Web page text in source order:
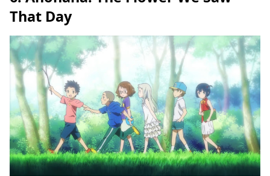
That Day